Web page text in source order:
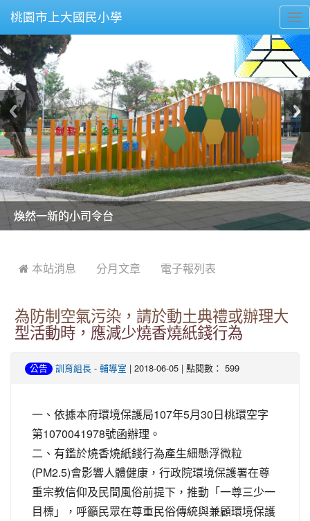
桃園市上大國民小學
美麗的操場是我們活力的來源
美麗的操場是我們活力的來源
煥然一新的小司令台
煥然一新的小司令台
富含桃園埤塘田園風光意象的中廊
富含桃園埤塘田園風光意象的中廊
嶄新的中庭廣場
嶄新的中庭廣場
水生池生生不息
水生池生生不息
 本站消息 分月文章 電子報列表
為防制空氣污染，請於動土典禮或辦理大
型活動時，應減少燒香燒紙錢行為
公告 訓育組長 - 輔導室 | 2018-06-05 | 點閱數： 599
一、依據本府環境保護局107年5月30日桃環空字
第1070041978號函辦理。
二、有鑑於燒香燒紙錢行為產生細懸浮微粒
(PM2.5)會影響人體健康，行政院環境保護署在尊
重宗教信仰及民間風俗前提下，推動「一尊三少一
目標」，呼籲民眾在尊重民俗傳統與兼顧環境保護